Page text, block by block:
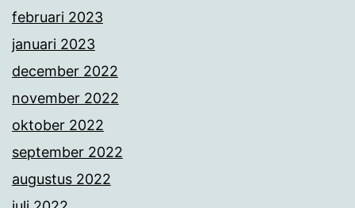
februari 2023
januari 2023
december 2022
november 2022
oktober 2022
september 2022
augustus 2022